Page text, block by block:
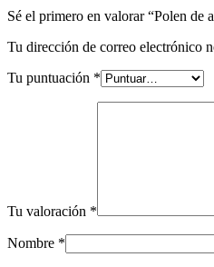
Sé el primero en valorar “Polen de
Tu dirección de correo electrónico
Tu puntuación *
Tu valoración *
Nombre *